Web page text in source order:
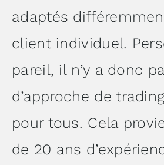
adaptés
client individuel.
pareil, il n’y a donc
d’approche de
pour tous. Cela
de 20 ans